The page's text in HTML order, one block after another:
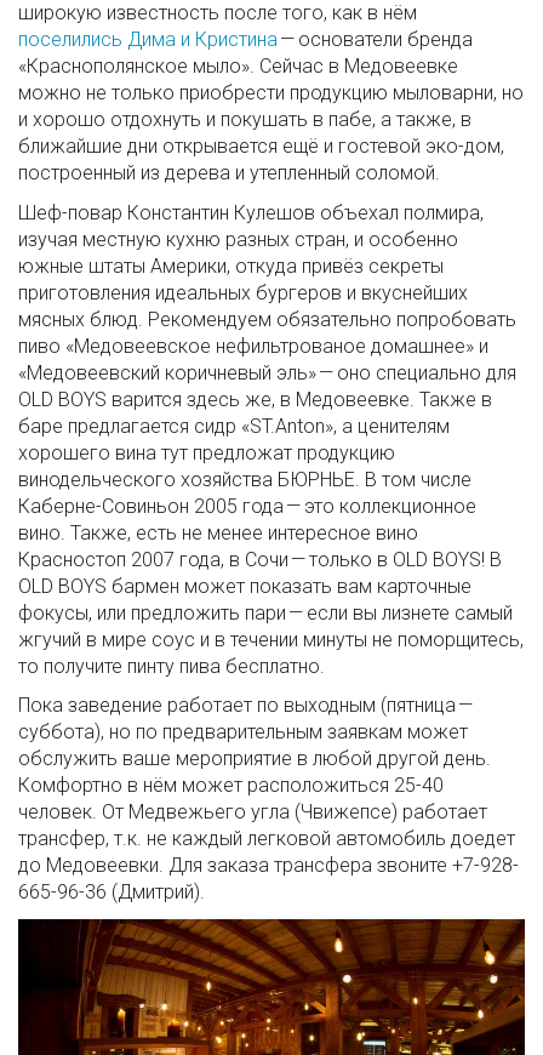
широкую известность после того, как в нём
поселились Дима и Кристина— основатели бренда
«Краснополянское мыло». Сейчас в Медовеевке
можно не только приобрести продукцию мыловарни, но
и хорошо отдохнуть и покушать в пабе, а также, в
ближайшие дни открывается ещё и гостевой эко-дом,
построенный из дерева и утепленный соломой.
Шеф-повар Константин Кулешов объехал полмира,
изучая местную кухню разных стран, и особенно
южные штаты Америки, откуда привёз секреты
приготовления идеальных бургеров и вкуснейших
мясных блюд. Рекомендуем обязательно попробовать
пиво «Медовеевское нефильтрованое домашнее» и
«Медовеевский коричневый эль» — оно специально для
OLD BOYS варится здесь же, в Медовеевке. Также в
баре предлагается сидр «ST.Anton», а ценителям
хорошего вина тут предложат продукцию
винодельческого хозяйства БЮРНЬЕ. В том числе
Каберне-Совиньон 2005 года — это коллекционное
вино. Также, есть не менее интересное вино
Красностоп 2007 года, в Сочи — только в OLD BOYS! В
OLD BOYS бармен может показать вам карточные
фокусы, или предложить пари — если вы лизнете самый
жгучий в мире соус и в течении минуты не поморщитесь,
то получите пинту пива бесплатно.
Пока заведение работает по выходным (пятница —
суббота), но по предварительным заявкам может
обслужить ваше мероприятие в любой другой день.
Комфортно в нём может расположиться 25-40
человек. От Медвежьего угла (Чвижепсе) работает
трансфер, т.к. не каждый легковой автомобиль доедет
до Медовеевки. Для заказа трансфера звоните +7-928-
665-96-36 (Дмитрий).